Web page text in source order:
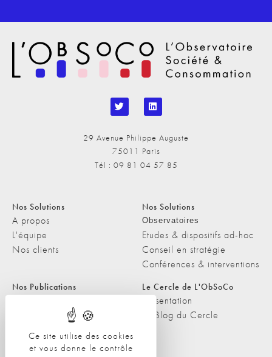
Ce site utilise des cookies
et vous donne le contrôle
29 Avenue Philippe Auguste
75011 Paris
Tél : 09 81 04 57 85
Nos Solutions
A propos
L'équipe
Nos clients
Nos Solutions
Observatoires
Etudes & dispositifs ad-hoc
Conseil en stratégie
Conférences & interventions
Nos Publications
Les Podcasts de L'ObSoCo
L'ObSoCo dans les médias
Le Cercle de L'ObSoCo
Présentation
Le Blog du Cercle
Contacts